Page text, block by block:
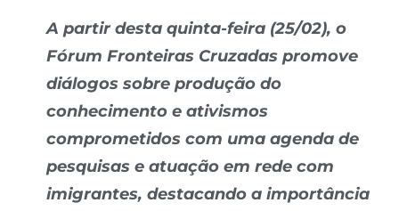
A partir desta quinta-feira (25/02), o
Fórum Fronteiras Cruzadas promove
diálogos sobre produção do
conhecimento e ativismos
comprometidos com uma agenda de
pesquisas e atuação em rede com
imigrantes, destacando a importância